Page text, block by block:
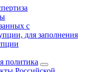
с
для заполнения
политика